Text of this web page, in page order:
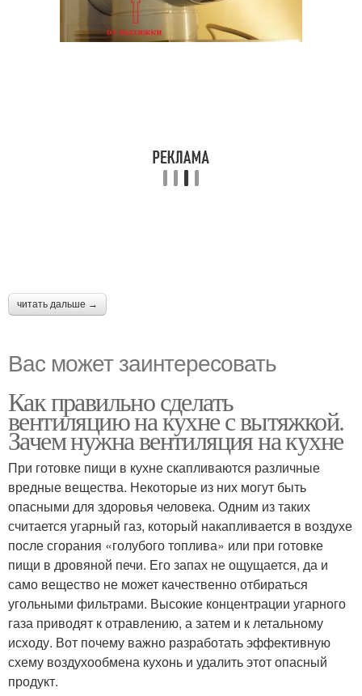
читать дальше →
Вас может заинтересовать
Как правильно сделать
вентиляцию на кухне с вытяжкой.
Зачем нужна вентиляция на кухне
При готовке пищи в кухне скапливаются различные
вредные вещества. Некоторые из них могут быть
опасными для здоровья человека. Одним из таких
считается угарный газ, который накапливается в воздухе
после сгорания «голубого топлива» или при готовке
пищи в дровяной печи. Его запах не ощущается, да и
само вещество не может качественно отбираться
угольными фильтрами. Высокие концентрации угарного
газа приводят к отравлению, а затем и к летальному
исходу. Вот почему важно разработать эффективную
схему воздухообмена кухонь и удалить этот опасный
продукт.